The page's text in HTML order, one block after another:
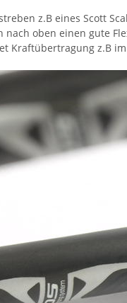
z.B eines Scott
oben einen gute
Kraftübertragung z.B